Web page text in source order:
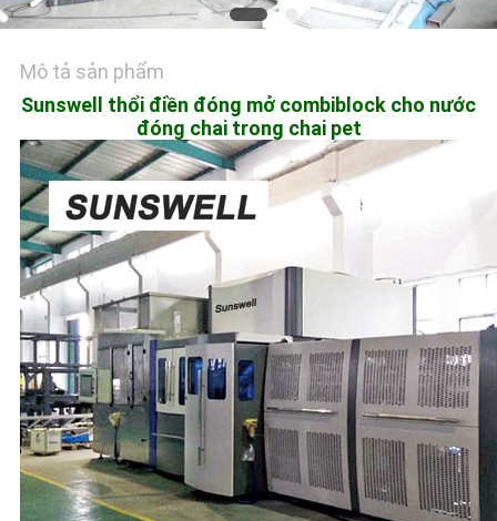
YÊU
CẦU
BÁO
GIÁ
SƠ
ĐỒ
TRANG
WEB
PRIVACY
POLICY
Mô tả sản phẩm
Sunswell thổi điền đóng mở combiblock cho nước
đóng chai trong chai pet